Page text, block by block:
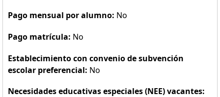
Pago mensual por alumno: No
Pago matrícula: No
Establecimiento con convenio de subvención
escolar preferencial: No
Necesidades educativas especiales (NEE) vacantes: